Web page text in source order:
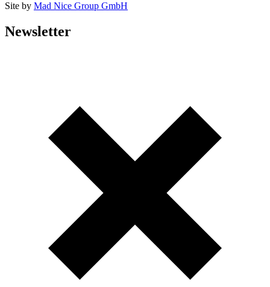
Site by Mad Nice Group GmbH
Newsletter